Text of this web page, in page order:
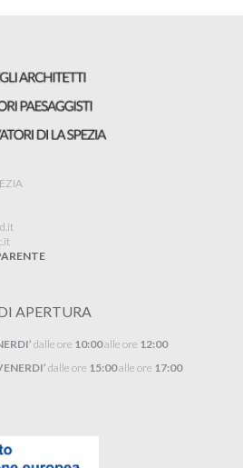
APERTURA
dalle ore 10:00alle ore 12:00
dalle ore 15:00alle ore 17:00